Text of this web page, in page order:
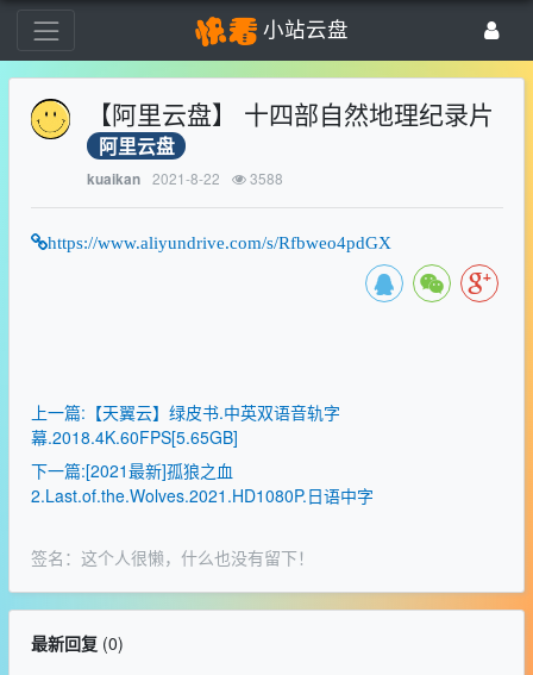
小站云盘
【阿里云盘】 十四部自然地理纪录片
阿里云盘
kuaikan 2021-8-22 3588
https://www.aliyundrive.com/s/Rfbweo4pdGX
上一篇:【天翼云】绿皮书.中英双语音轨字
幕.2018.4K.60FPS[5.65GB]
下一篇:[2021最新]孤狼之血
2.Last.of.the.Wolves.2021.HD1080P.日语中字
签名：这个人很懒，什么也没有留下！
最新回复(0)